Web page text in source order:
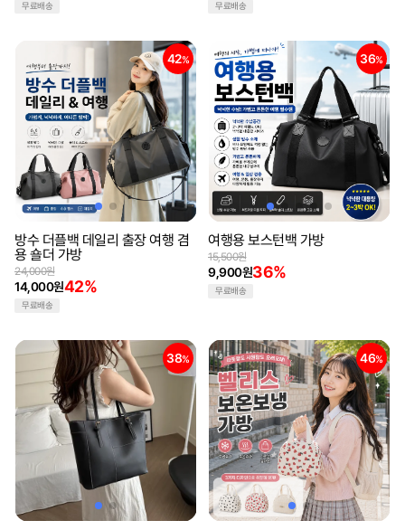
무료배송 무료배송
42%
방수 더플백 데일리 출장 여행 겸
용 숄더 가방
14,000원42%
24,000원
무료배송
36%
여행용 보스턴백 가방
9,900원36%
15,500원
무료배송
38% 46%